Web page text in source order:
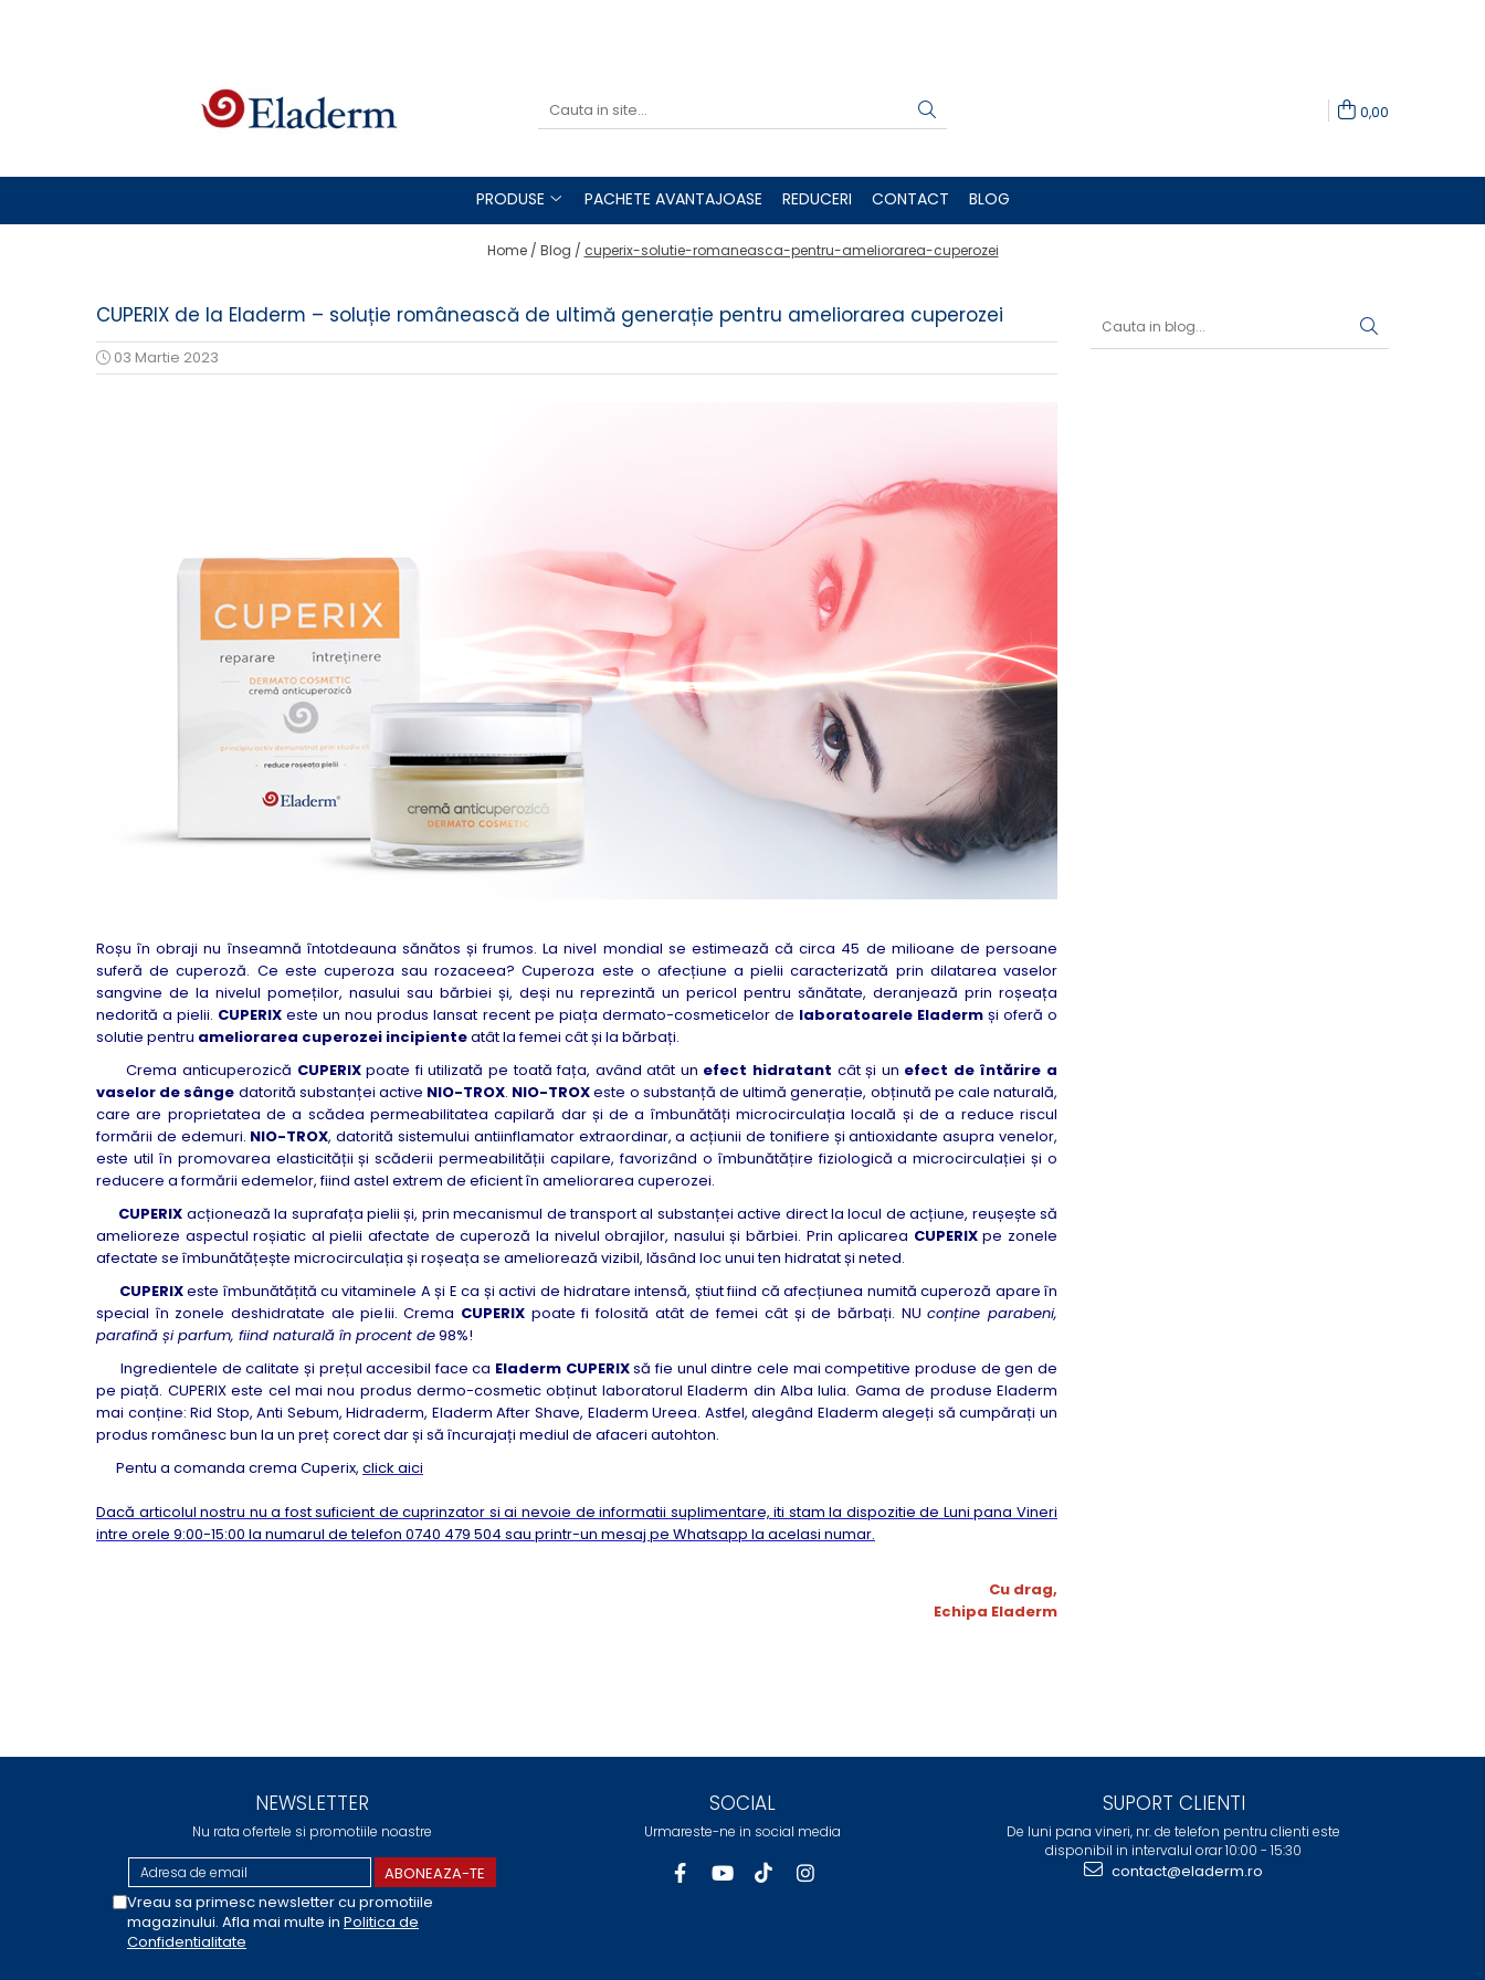
Produse Antirid
Creme contur ochi
0,00
PRODUSE PACHETE AVANTAJOASE REDUCERI CONTACT BLOG
Home / Blog / cuperix-solutie-romaneasca-pentru-ameliorarea-cuperozei
CUPERIX de la Eladerm – soluție românească de ultimă generație pentru ameliorarea cuperozei
03 Martie 2023
Roșu în obraji nu înseamnă întotdeauna sănătos și frumos. La nivel mondial se estimează că circa 45 de milioane de persoane
suferă de cuperoză. Ce este cuperoza sau rozaceea? Cuperoza este o afecțiune a pielii caracterizată prin dilatarea vaselor
sangvine de la nivelul pomeților, nasului sau bărbiei și, deși nu reprezintă un pericol pentru sănătate, deranjează prin roșeața
nedorită a pielii. CUPERIX este un nou produs lansat recent pe piața dermato-cosmeticelor de laboratoarele Eladermși oferă o
solutie pentru ameliorarea cuperozei incipienteatât la femei cât și la bărbați.
Crema anticuperozică CUPERIXpoate fi utilizată pe toată fața, având atât un efect hidratant cât și un efect de întărire a
vaselor de sânge datorită substanței active NIO-TROX. NIO-TROXeste o substanță de ultimă generație, obținută pe cale naturală,
care are proprietatea de a scădea permeabilitatea capilară dar și de a îmbunătăți microcirculația locală și de a reduce riscul
formării de edemuri. NIO-TROX, datorită sistemului antiinflamator extraordinar, a acțiunii de tonifiere și antioxidante asupra venelor,
este util în promovarea elasticității și scăderii permeabilității capilare, favorizând o îmbunătățire fiziologică a microcirculației și o
reducere a formării edemelor, fiind astel extrem de eficient în ameliorarea cuperozei.
CUPERIX acționează la suprafața pielii și, prin mecanismul de transport al substanței active direct la locul de acțiune, reușește să
amelioreze aspectul roșiatic al pielii afectate de cuperoză la nivelul obrajilor, nasului și bărbiei. Prin aplicarea CUPERIXpe zonele
afectate se îmbunătățește microcirculația și roșeața se ameliorează vizibil, lăsând loc unui ten hidratat și neted.
CUPERIXeste îmbunătățită cu vitaminele A și E ca și activi de hidratare intensă, știut fiind că afecțiunea numită cuperoză apare în
special în zonele deshidratate ale pielii. Crema CUPERIXpoate fi folosită atât de femei cât și de bărbați. NUconține parabeni,
parafină și parfum, fiind naturală în procent de98%!
Ingredientele de calitate și prețul accesibil face ca Eladerm CUPERIXsă fie unul dintre cele mai competitive produse de gen de
pe piață. CUPERIX este cel mai nou produs dermo-cosmetic obținut laboratorul Eladerm din Alba Iulia. Gama de produse Eladerm
mai conține: Rid Stop, Anti Sebum, Hidraderm, Eladerm After Shave, Eladerm Ureea. Astfel, alegând Eladerm alegeți să cumpărați un
produs românesc bun la un preț corect dar și să încurajați mediul de afaceri autohton.
Pentu a comanda crema Cuperix, click aici
Dacă articolul nostru nu a fost suficient de cuprinzator si ai nevoie de informatii suplimentare, iti stam la dispozitie de Luni pana Vineri
intre orele 9:00-15:00 la numarul de telefon 0740 479 504 sau printr-un mesaj pe Whatsapp la acelasi numar.
Cu drag,
Echipa Eladerm
NEWSLETTER
Nu rata ofertele si promotiile noastre
Vreau sa primesc newsletter cu promotiile
magazinului. Afla mai multe in Politica de
Confidentialitate
SOCIAL
Urmareste-ne in social media
SUPORT CLIENTI
De luni pana vineri, nr. de telefon pentru clienti este
disponibil in intervalul orar 10:00 - 15:30
contact@eladerm.ro